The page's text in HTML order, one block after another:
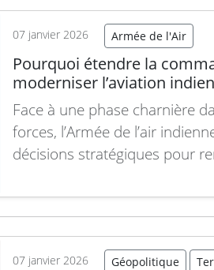
07 janvier 2026 Armée de l'Air
Pourquoi étendre la
moderniser l’aviation
Face à une phase charnière
forces, l’Armée de l’air
décisions stratégiques pour
Actuellement, l’IAF s’est
chasseurs Tejas MkII,
comme principal successeur
07 janvier 2026 Géopolitique